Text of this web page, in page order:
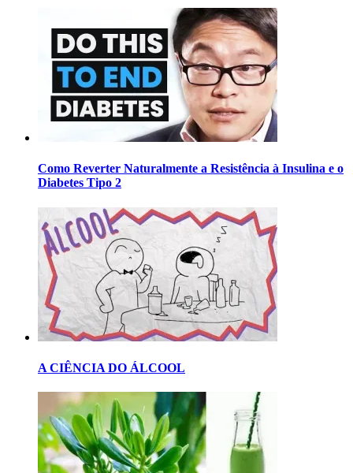
Como Reverter Naturalmente a Resistência à Insulina e o
Diabetes Tipo 2
A CIÊNCIA DO ÁLCOOL